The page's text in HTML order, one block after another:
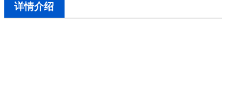
详情介绍